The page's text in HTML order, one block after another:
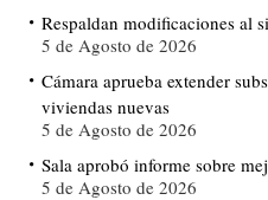
Respaldan modificaciones al
5 de Agosto de 2026
Cámara aprueba extender
viviendas nuevas
5 de Agosto de 2026
Sala aprobó informe sobre
5 de Agosto de 2026